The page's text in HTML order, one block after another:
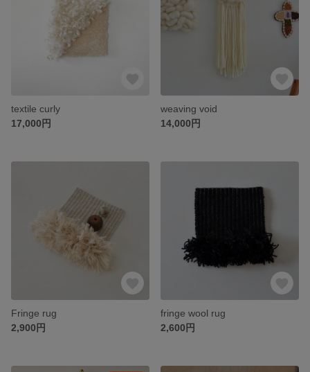
textile curly
17,000円
weaving void
14,000円
Fringe rug
2,900円
fringe wool rug
2,600円